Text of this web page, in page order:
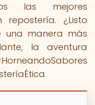
las mejores
¿Listo
manera más
la aventura